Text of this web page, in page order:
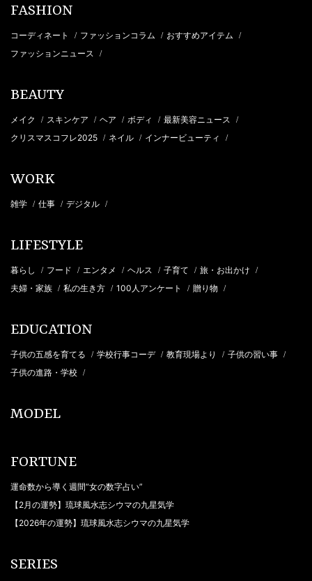
FASHION
コーディネート / ファッションコラム / おすすめアイテム /
ファッションニュース /
BEAUTY
メイク / スキンケア / ヘア / ボディ / 最新美容ニュース /
クリスマスコフレ2025 / ネイル / インナービューティ /
WORK
雑学 / 仕事 / デジタル /
LIFESTYLE
暮らし / フード / エンタメ / ヘルス / 子育て / 旅・お出かけ /
夫婦・家族 / 私の生き方 / 100人アンケート / 贈り物 /
EDUCATION
子供の五感を育てる / 学校行事コーデ / 教育現場より / 子供の習い事 /
子供の進路・学校 /
MODEL
FORTUNE
運命数から導く週間“女の数字占い”
【2月の運勢】琉球風水志シウマの九星気学
【2026年の運勢】琉球風水志シウマの九星気学
SERIES